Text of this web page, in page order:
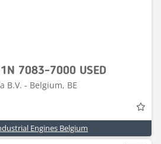
7083-7000 USED
B.V. - Belgium, BE
Engines Belgium